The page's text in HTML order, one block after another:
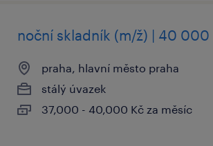
noční skladník (m/ž) | 40 000
praha, hlavní město praha
stálý úvazek
37,000 - 40,000 Kč za měsíc